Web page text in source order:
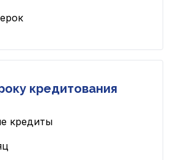
кредитования
кредиты